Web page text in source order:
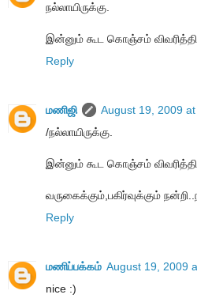
நல்லாயிருக்கு.
இன்னும் கூட கொஞ்சம்
Reply
மணிஜி
August 19, 2009
/நல்லாயிருக்கு.
இன்னும் கூட கொஞ்சம்
வருகைக்கும்,பகிர்வுக்கும்
Reply
மணிப்பக்கம் August 19, 2009
nice :)